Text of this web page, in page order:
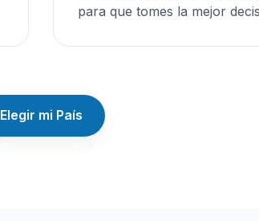
para que tomes la mejor
Elegir mi País